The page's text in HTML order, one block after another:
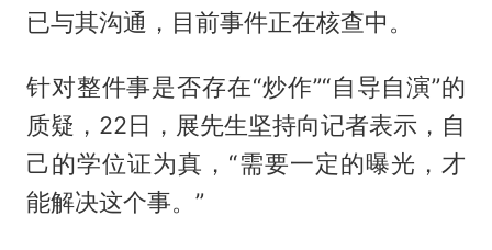
已与其沟通，目前事件正在核查中。
针对整件事是否存在“炒作”“自导自演”的
质疑，22日，展先生坚持向记者表示，自
己的学位证为真，“需要一定的曝光，才
能解决这个事。”